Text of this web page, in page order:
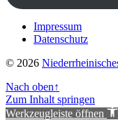
Impressum
Datenschutz
© 2026
Nach oben↑
Zum Inhalt springen
Werkzeugleiste öffnen